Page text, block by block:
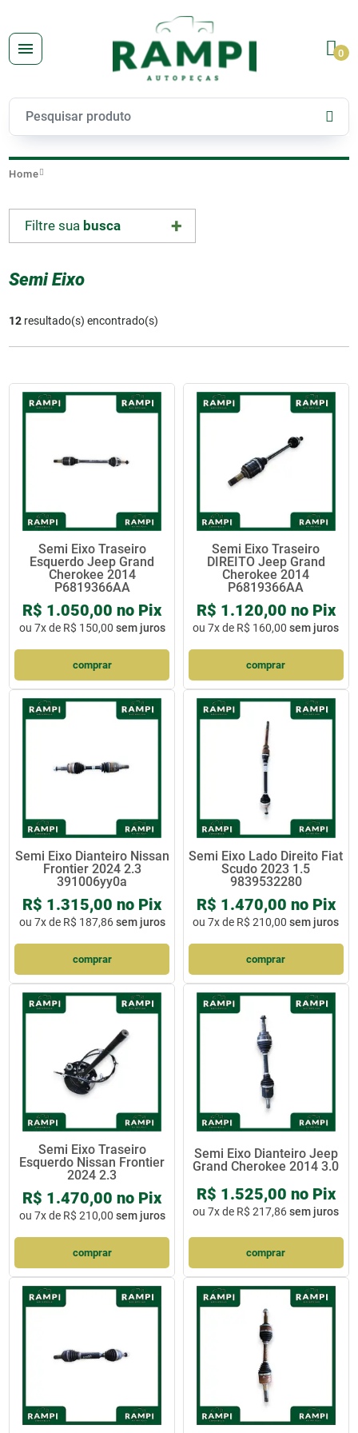
0
Home
Filtre sua busca
Semi Eixo
12 resultado(s) encontrado(s)
Semi Eixo Traseiro
Esquerdo Jeep Grand
Cherokee 2014
P6819366AA
R$ 1.050,00 no Pix
ou 7x de R$ 150,00 sem juros
comprar
Semi Eixo Traseiro
DIREITO Jeep Grand
Cherokee 2014
P6819366AA
R$ 1.120,00 no Pix
ou7x de R$ 160,00 sem juros
comprar
Semi Eixo Dianteiro Nissan
Frontier 2024 2.3
391006yy0a
R$ 1.315,00 no Pix
ou 7x de R$ 187,86sem juros
comprar
Semi Eixo Lado Direito Fiat
Scudo 2023 1.5
9839532280
R$ 1.470,00 no Pix
ou7x de R$ 210,00 sem juros
comprar
Semi Eixo Traseiro
Esquerdo Nissan Frontier
2024 2.3
R$ 1.470,00 no Pix
ou 7x de R$ 210,00 sem juros
comprar
Semi Eixo Dianteiro Jeep
Grand Cherokee 2014 3.0
R$ 1.525,00 no Pix
ou7x de R$ 217,86sem juros
comprar